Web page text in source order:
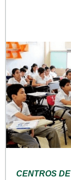
CENTROS